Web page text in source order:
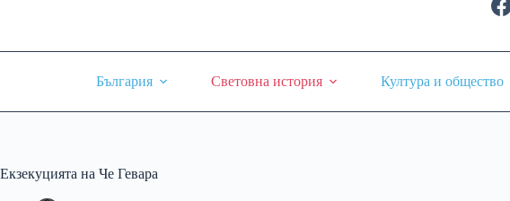
България Световна история Култура и общество
Екзекуцията на Че Гевара